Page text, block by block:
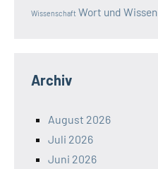
Wissenschaft Wort und Wissen
Archiv
August 2026
Juli 2026
Juni 2026